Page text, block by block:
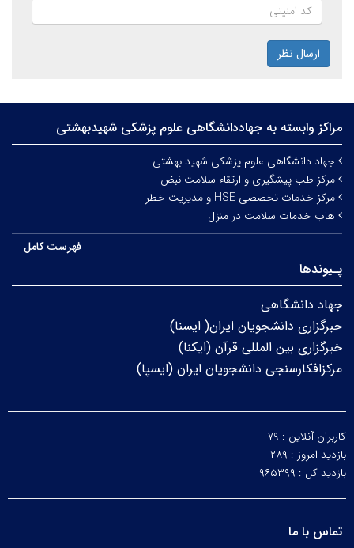
ارسال نظر
مراکز وابسته به جهاددانشگاهی علوم‌ پزشکی شهیدبهشتی
جهاد دانشگاهی علوم پزشکی شهید بهشتی
مرکز طب پیشگیری و ارتقاء سلامت نبض
مرکز خدمات تخصصی HSE و مدیریت خطر
هاب خدمات سلامت در منزل
فهرست کامل
پـیوندها
جهاد دانشگاهی
خبرگزاری دانشجویان ایران( ایسنا)
خبرگزاری بین المللی قرآن (ایکنا)
مرکزافکارسنجی دانشجویان ایران (ایسپا)
کاربران آنلاین : ۷۹
بازدید امروز : ۲۸۹
بازدید کل : ۹۶۵۳۹۹
تماس با ما